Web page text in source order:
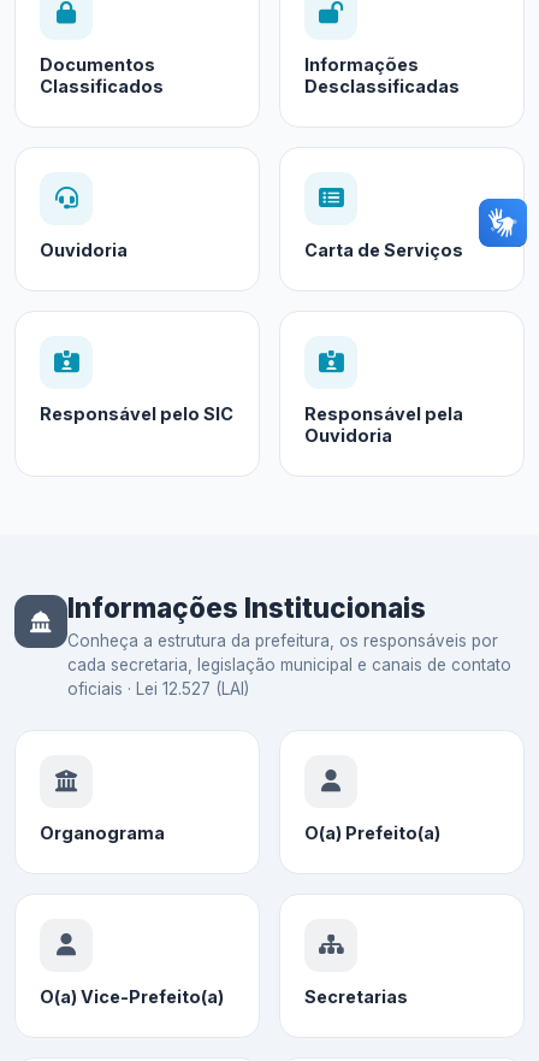
Documentos
Classificados
Informações
Desclassificadas
Ouvidoria Carta de Serviços
Responsável pelo SIC
Responsável pela
Ouvidoria
Informações Institucionais
Conheça a estrutura da prefeitura, os responsáveis por
cada secretaria, legislação municipal e canais de contato
oficiais · Lei 12.527 (LAI)
Organograma O(a) Prefeito(a)
O(a) Vice-Prefeito(a) Secretarias